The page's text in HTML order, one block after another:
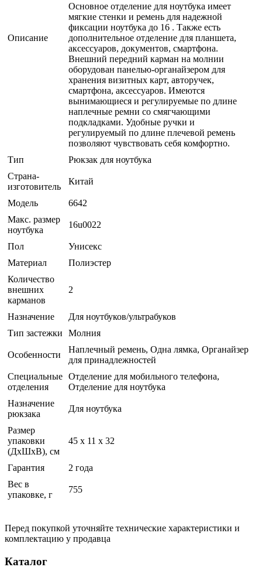
Описание
Основное отделение для ноутбука имеет
мягкие стенки и ремень для надежной
фиксации ноутбука до 16 . Также есть
дополнительное отделение для планшета,
аксессуаров, документов, смартфона.
Внешний передний карман на молнии
оборудован панелью-органайзером для
хранения визитных карт, авторучек,
смартфона, аксессуаров. Имеются
вынимающиеся и регулируемые по длине
наплечные ремни со смягчающими
подкладками. Удобные ручки и
регулируемый по длине плечевой ремень
позволяют чувствовать себя комфортно.
Тип
Рюкзак для ноутбука
Страна-
изготовитель
Китай
Модель
6642
Макс. размер
ноутбука
16u0022
Пол
Унисекс
Материал
Полиэстер
Количество
внешних
карманов
2
Назначение
Для ноутбуков/ультрабуков
Тип застежки
Молния
Особенности
Наплечный ремень, Одна лямка, Органайзер
для принадлежностей
Специальные
отделения
Отделение для мобильного телефона,
Отделение для ноутбука
Назначение
рюкзака
Для ноутбука
Размер
упаковки
(ДхШхВ), см
45 x 11 x 32
Гарантия
2 года
Вес в
упаковке, г
755
Перед покупкой уточняйте технические характеристики и
комплектацию у продавца
Каталог